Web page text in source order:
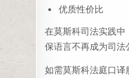
优质性价比
在莫斯科司法实践
保语言不再成为司法
如需莫斯科法庭口译